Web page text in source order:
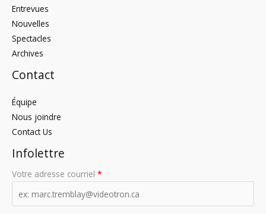
Entrevues
Nouvelles
Spectacles
Archives
Contact
Équipe
Nous joindre
Contact Us
Infolettre
Votre adresse courriel *